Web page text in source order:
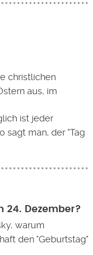
christlichen
aus, im
ist jeder
sagt man, der "Tag
24. Dezember?
warum
den "Geburtstag"